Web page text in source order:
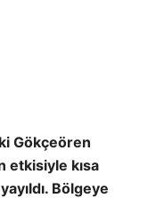
Gökçeören
etkisiyle kısa
Bölgeye